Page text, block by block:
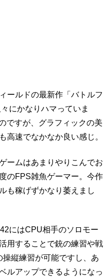
ールドの最新作「バトルフ
にかなりハマっていま
ですが、グラフィックの美
高速でなかなか良い感じ。
ームはあまりやりこんでお
のFPS雑魚ゲーマー。今作
も稼げずかなり萎えまし
にはCPU相手のソロモー
用することで銃の練習や戦
縦練習が可能ですし、あ
ルアップできるようになっ